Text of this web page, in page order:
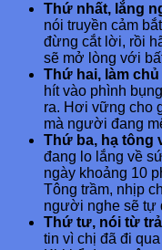
Thứ nhất, lắng
nói truyền cảm
đừng cắt lời, rồi
sẽ mở lòng với
Thứ hai, làm
hít vào phình
ra. Hơi vững cho
mà người đang
Thứ ba, hạ tông
đang lo lắng về
ngày khoảng 10
Tông trầm, nhịp
người nghe sẽ tự
Thứ tư, nói từ
tin vì chị đã đi